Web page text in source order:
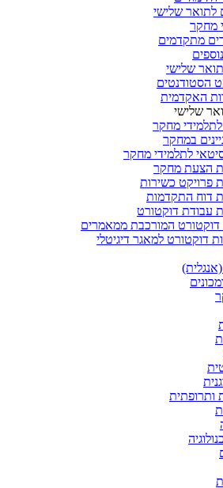
לתואר שלישי
מחקר
מתקדמים
שלישי
הסטודנטים
האקדמית
שלישי
לתלמידי מחקר
במחקר
לתלמידי מחקר
הצעת מחקר
פרויקט כשירות
דוח התקדמות
עבודת דוקטורט
המורכבת ממאמרים
דוקטורט למאגר דיגיטלי
ותרופתית